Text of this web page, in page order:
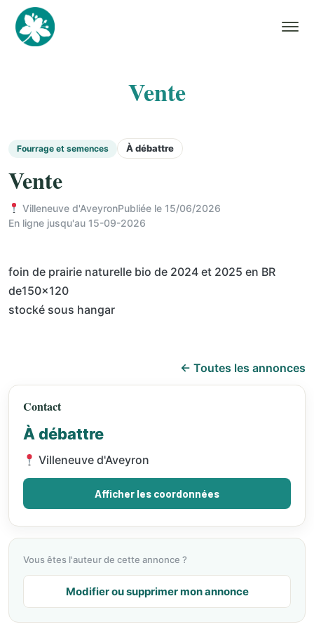
Vente
Fourrage et semences À débattre
Vente
Villeneuve d'AveyronPubliée le 15/06/2026
En ligne jusqu'au 15-09-2026
foin de prairie naturelle bio de 2024 et 2025 en BR
de150x120
stocké sous hangar
← Toutes les annonces
Contact
À débattre
Villeneuve d'Aveyron
Afficher les coordonnées
Vous êtes l'auteur de cette annonce ?
Modifier ou supprimer mon annonce